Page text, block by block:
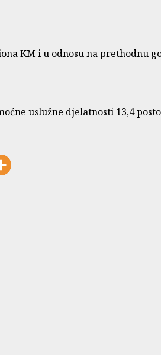
KM i u odnosu na prethodnu
uslužne djelatnosti 13,4